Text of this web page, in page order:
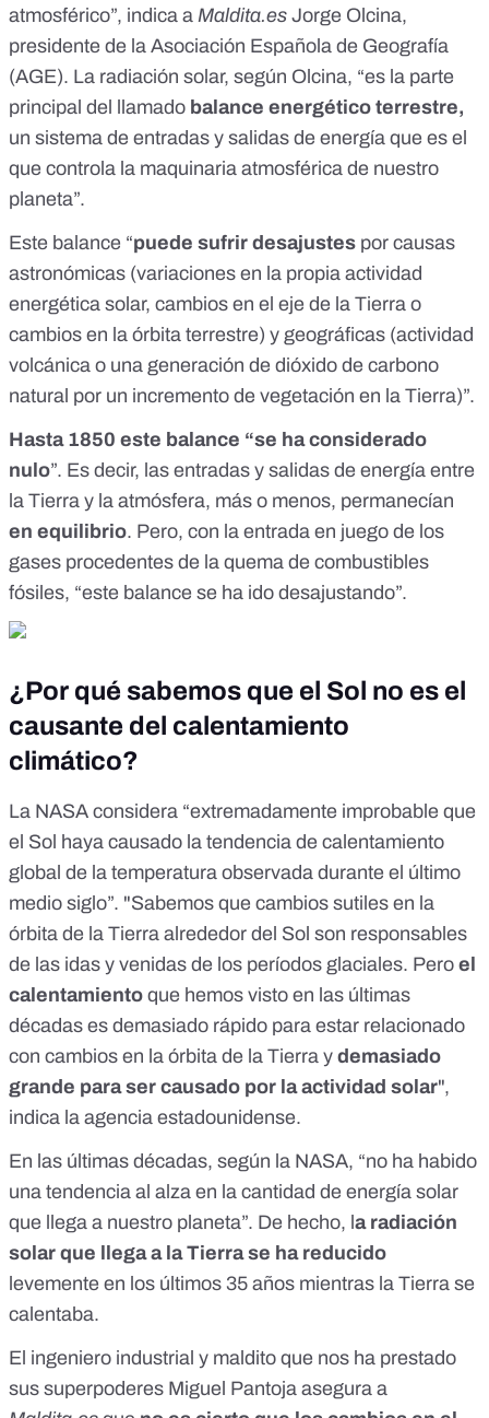
atmosférico”, indica a Maldita.es Jorge Olcina,
presidente de la Asociación Española de Geografía
(AGE). La radiación solar, según Olcina, “es la parte
principal del llamado balance energético terrestre,
un sistema de entradas y salidas de energía que es el
que controla la maquinaria atmosférica de nuestro
planeta”.
Este balance “puede sufrir desajustes por causas
astronómicas (variaciones en la propia actividad
energética solar, cambios en el eje de la Tierra o
cambios en la órbita terrestre) y geográficas (actividad
volcánica o una generación de dióxido de carbono
natural por un incremento de vegetación en la Tierra)”.
Hasta 1850 este balance “se ha considerado
nulo”. Es decir, las entradas y salidas de energía entre
la Tierra y la atmósfera, más o menos, permanecían
en equilibrio. Pero, con la entrada en juego de los
gases procedentes de la quema de combustibles
fósiles, “este balance se ha ido desajustando”.
¿Por qué sabemos que el Sol no es el
causante del calentamiento
climático?
La NASA considera “extremadamente improbable que
el Sol haya causado la tendencia de calentamiento
global de la temperatura observada durante el último
medio siglo”. "Sabemos que cambios sutiles en la
órbita de la Tierra alrededor del Sol son responsables
de las idas y venidas de los períodos glaciales. Pero el
calentamiento que hemos visto en las últimas
décadas es demasiado rápido para estar relacionado
con cambios en la órbita de la Tierra y demasiado
grande para ser causado por la actividad solar",
indica la agencia estadounidense.
En las últimas décadas, según la NASA, “no ha habido
una tendencia al alza en la cantidad de energía solar
que llega a nuestro planeta”. De hecho, a radiación
solar que llega a la Tierra se ha reducido
levemente en los últimos 35 años mientras la Tierra se
calentaba.
El ingeniero industrial y maldito que nos ha prestado
sus superpoderes Miguel Pantoja asegura a